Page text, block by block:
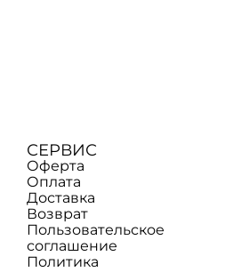
СЕРВИС
Оферта
Оплата
Доставка
Возврат
Пользовательское
соглашение
Политика